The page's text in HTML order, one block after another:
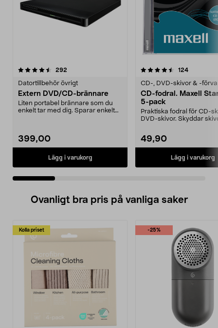
292
Datortillbehör övrigt
Extern DVD/CD-brännare
Liten portabel brännare som du
enkelt tar med dig. Sparar enkelt
399,00
Lägg i varukorg
4.5 av 5 stjärnor 124
CD-, DVD-skivor & -
CD-fodral. Maxell
5-pack
Praktiska fodral för CD-
DVD-skivor. Skyddar
49,90
Lägg i varukorg
4.5 av 5 stjärnor
Ovanligt bra pris på vanliga saker
Kolla priset -25%